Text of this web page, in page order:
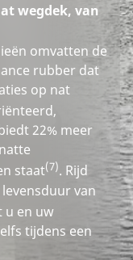
wegdek, van
omvatten de
rubber dat
op nat
22% meer
staat(7). Rijd
van
u en uw
tijdens een